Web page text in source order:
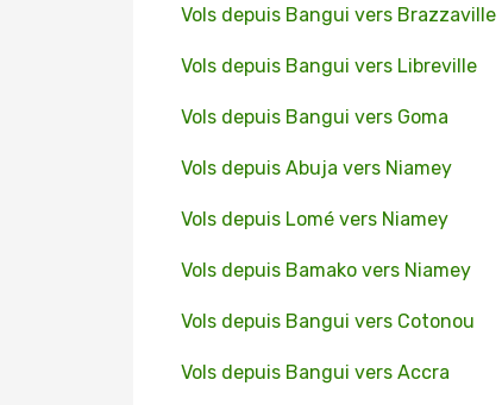
Vols depuis Bangui vers Brazzaville
Vols depuis Bangui vers Libreville
Vols depuis Bangui vers Goma
Vols depuis Abuja vers Niamey
Vols depuis Lomé vers Niamey
Vols depuis Bamako vers Niamey
Vols depuis Bangui vers Cotonou
Vols depuis Bangui vers Accra